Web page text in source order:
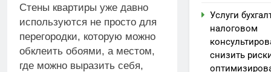
руководство
Стены квартиры уже давно
используются не просто для
перегородки, которую можно
обклеить обоями, а местом,
где можно выразить себя,
Услуги
налоговом
снизить